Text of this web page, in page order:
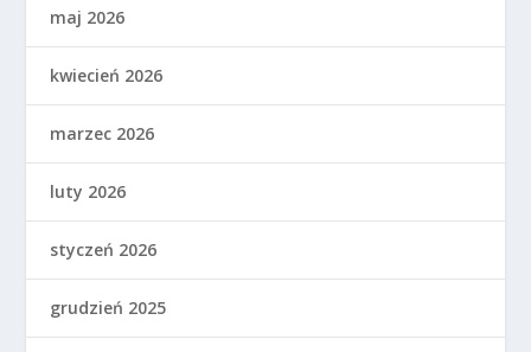
maj 2026
kwiecień 2026
marzec 2026
luty 2026
styczeń 2026
grudzień 2025